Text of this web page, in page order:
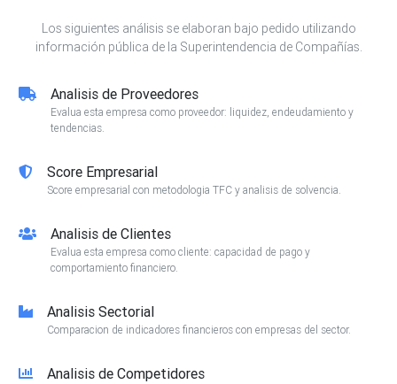
Los siguientes análisis se elaboran bajo pedido utilizando
información pública de la Superintendencia de Compañías.
Analisis de Proveedores
Evalua esta empresa como proveedor: liquidez, endeudamiento y
tendencias.
Score Empresarial
Score empresarial con metodologia TFC y analisis de solvencia.
Analisis de Clientes
Evalua esta empresa como cliente: capacidad de pago y
comportamiento financiero.
Analisis Sectorial
Comparacion de indicadores financieros con empresas del sector.
Analisis de Competidores